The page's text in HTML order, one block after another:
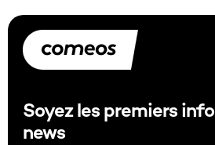
Soyez les premiers
news